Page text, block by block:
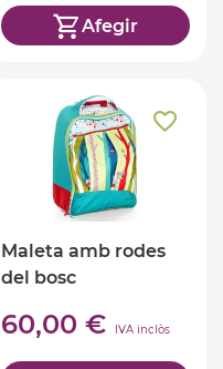
Afegir
Maleta amb rodes
del bosc
60,00 € IVA inclòs